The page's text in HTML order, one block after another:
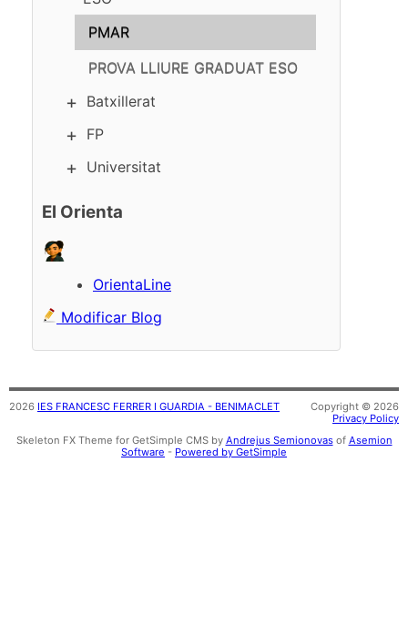
PMAR
PROVA LLIURE GRADUAT ESO
Batxillerat
FP
Universitat
El Orienta
OrientaLine
Modificar Blog
2026 IES FRANCESC FERRER I GUARDIA - BENIMACLET
Copyright © 2026
Privacy Policy
Skeleton FX Theme for GetSimple CMS by Andrejus Semionovasof Asemion
Software - Powered by GetSimple